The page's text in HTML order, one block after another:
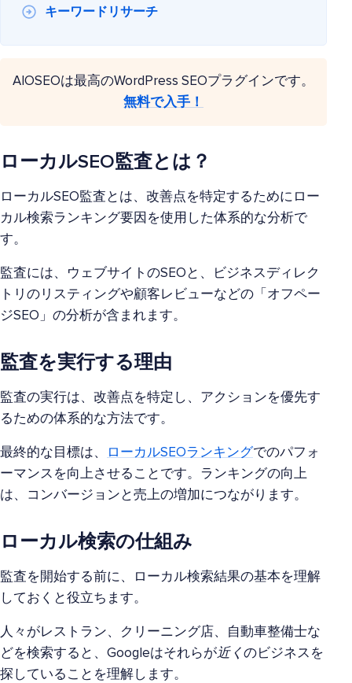
キーワードリサーチ
AIOSEOは最高のWordPress SEOプラグインです。
無料で入手！
ローカルSEO監査とは？
ローカルSEO監査とは、改善点を特定するためにロー
カル検索ランキング要因を使用した体系的な分析で
す。
監査には、ウェブサイトのSEOと、ビジネスディレク
トリのリスティングや顧客レビューなどの「オフペー
ジSEO」の分析が含まれます。
監査を実行する理由
監査の実行は、改善点を特定し、アクションを優先す
るための体系的な方法です。
最終的な目標は、 ローカルSEOランキングでのパフォ
ーマンスを向上させることです。ランキングの向上
は、コンバージョンと売上の増加につながります。
ローカル検索の仕組み
監査を開始する前に、ローカル検索結果の基本を理解
しておくと役立ちます。
人々がレストラン、クリーニング店、自動車整備士な
どを検索すると、Googleはそれらが近く のビジネスを
探していることを理解します。